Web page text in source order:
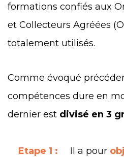
formations confiés aux
et Collecteurs Agréées
totalement utilisés.
Comme évoqué
compétences dure en
dernier est divisé en 3
Etape 1 :
I l a pour